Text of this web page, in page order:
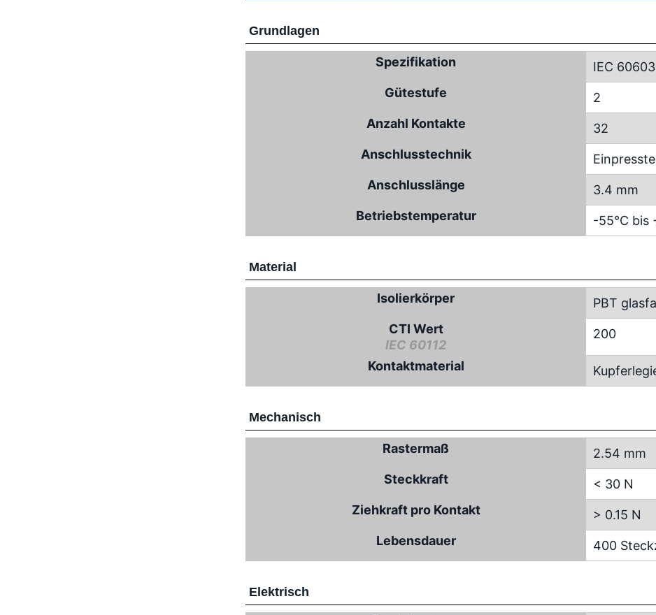
Grundlagen
Spezifikation
IEC
Gütestufe
2
Anzahl Kontakte
32
Anschlusstechnik
Anschlusslänge
3.4 mm
Betriebstemperatur
-55°C bis
Material
Isolierkörper
PBT
CTI Wert
IEC 60112
200
Kontaktmaterial
Mechanisch
Rastermaß
2.54 mm
Steckkraft
< 30 N
Ziehkraft pro Kontakt
> 0.15 N
Lebensdauer
400
Elektrisch